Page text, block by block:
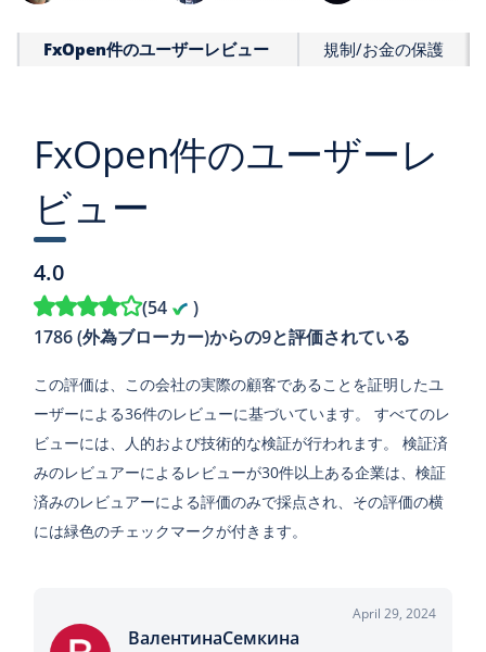
FxOpen件のユーザーレビュー 規制/お金の保護
FxOpen件のユーザーレ
ビュー
4.0
(54
)
1786 (外為ブローカー)からの9と評価されている
この評価は、この会社の実際の顧客であることを証明したユ
ーザーによる36件のレビューに基づいています。 すべてのレ
ビューには、人的および技術的な検証が行われます。 検証済
みのレビュアーによるレビューが30件以上ある企業は、検証
済みのレビュアーによる評価のみで採点され、その評価の横
には緑色のチェックマークが付きます。
April 29, 2024
ВалентинаСемкина